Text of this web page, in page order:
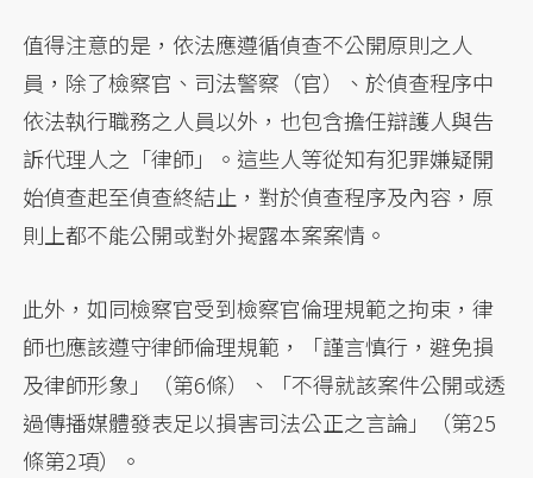
值得注意的是，依法應遵循偵查不公開原則之人
員，除了檢察官、司法警察（官）、於偵查程序中
依法執行職務之人員以外，也包含擔任辯護人與告
訴代理人之「律師」。這些人等從知有犯罪嫌疑開
始偵查起至偵查終結止，對於偵查程序及內容，原
則上都不能公開或對外揭露本案案情。
此外，如同檢察官受到檢察官倫理規範之拘束，律
師也應該遵守律師倫理規範，「謹言慎行，避免損
及律師形象」（第6條）、「不得就該案件公開或透
過傳播媒體發表足以損害司法公正之言論」（第25
條第2項）。